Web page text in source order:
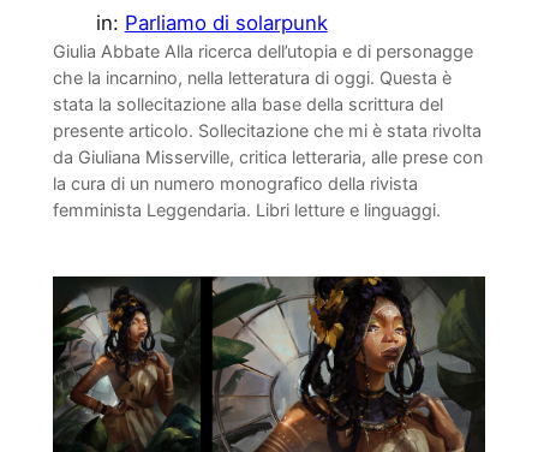
in: Parliamo di solarpunk
Giulia Abbate Alla ricerca dell’utopia e di personagge
che la incarnino, nella letteratura di oggi. Questa è
stata la sollecitazione alla base della scrittura del
presente articolo. Sollecitazione che mi è stata rivolta
da Giuliana Misserville, critica letteraria, alle prese con
la cura di un numero monografico della rivista
femminista Leggendaria. Libri letture e linguaggi.